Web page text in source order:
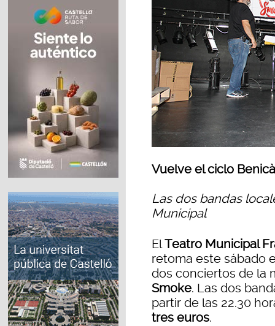
Vuelve el ciclo
Las dos bandas
Municipal
ElTeatro Municipal
retoma este sábado
dos conciertos de la
Smoke. Las dos
partir de las 22.30
tres euros.